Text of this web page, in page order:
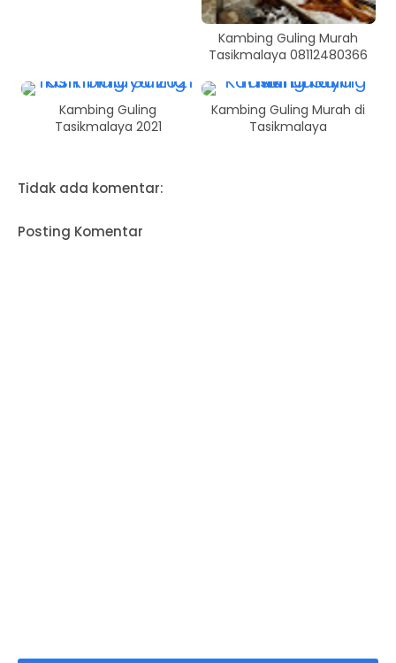
Kambing Guling Murah
Tasikmalaya 08112480366
Kambing Guling
Tasikmalaya 2021
Kambing Guling Murah di
Tasikmalaya
Tidak ada komentar:
Posting Komentar